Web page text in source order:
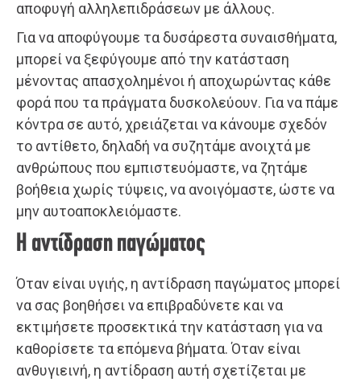
αποφυγή αλληλεπιδράσεων με άλλους.
Για να αποφύγουμε τα δυσάρεστα συναισθήματα,
μπορεί να ξεφύγουμε από την κατάσταση
μένοντας απασχολημένοι ή αποχωρώντας κάθε
φορά που τα πράγματα δυσκολεύουν. Για να πάμε
κόντρα σε αυτό, χρειάζεται να κάνουμε σχεδόν
το αντίθετο, δηλαδή να συζητάμε ανοιχτά με
ανθρώπους που εμπιστευόμαστε, να ζητάμε
βοήθεια χωρίς τύψεις, να ανοιγόμαστε, ώστε να
μην αυτοαποκλειόμαστε.
Η αντίδραση παγώματος
Όταν είναι υγιής, η αντίδραση παγώματος μπορεί
να σας βοηθήσει να επιβραδύνετε και να
εκτιμήσετε προσεκτικά την κατάσταση για να
καθορίσετε τα επόμενα βήματα. Όταν είναι
ανθυγιεινή, η αντίδραση αυτή σχετίζεται με